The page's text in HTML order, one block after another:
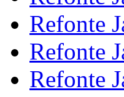
Refonte
Refonte
Refonte